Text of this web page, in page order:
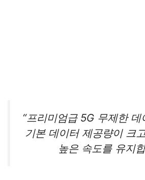
“프리미엄급 5G 무제한 데
기본 데이터 제공량이 크
높은 속도를 유지